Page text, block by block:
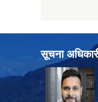
सूचना